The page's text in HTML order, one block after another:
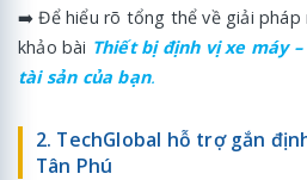
➡️ Để hiểu rõ tổng thể về giải pháp
khảo bài Thiết bị định vị xe máy
tài sản của bạn.
2. TechGlobal hỗ trợ gắn
Tân Phú